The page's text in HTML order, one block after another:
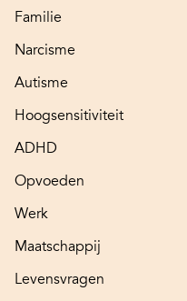
Familie
Narcisme
Autisme
Hoogsensitiviteit
ADHD
Opvoeden
Werk
Maatschappij
Levensvragen